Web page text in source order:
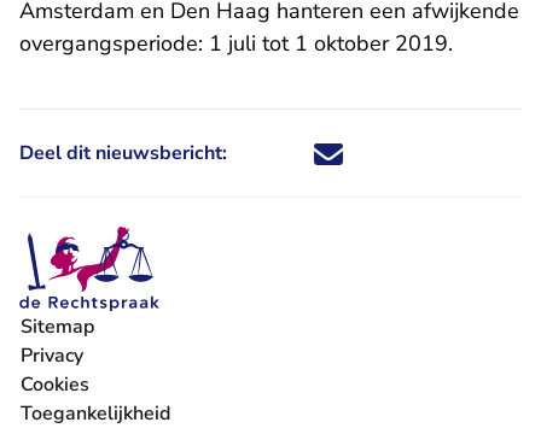
Amsterdam en Den Haag hanteren een afwijkende
overgangsperiode: 1 juli tot 1 oktober 2019.
Deel dit nieuwsbericht: Deel dit nieuwsbericht via X -
Deel dit nieuwsbericht via
Deel dit nieuwsbericht
Deel dit
Sitemap
Privacy
Cookies
Toegankelijkheid